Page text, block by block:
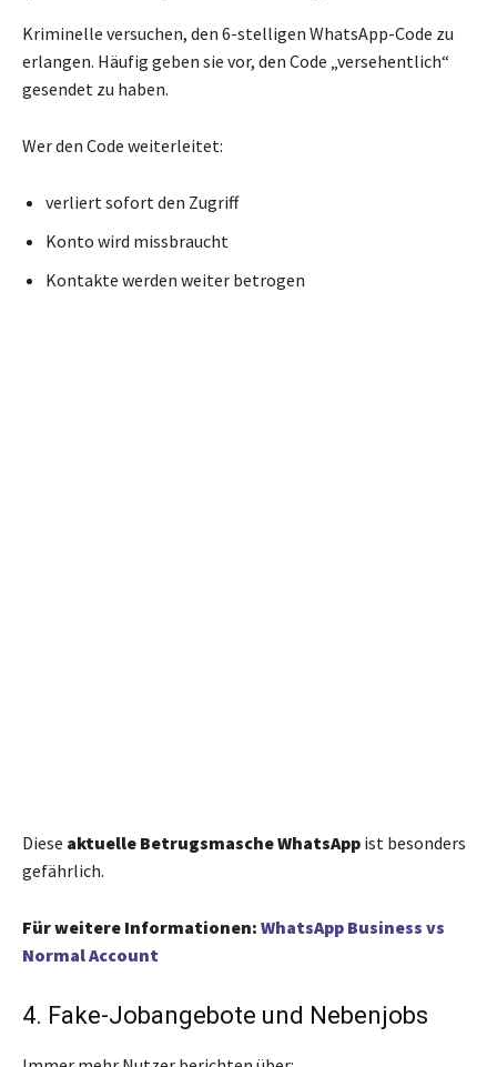
Kriminelle versuchen, den 6-stelligen WhatsApp-Code zu
erlangen. Häufig geben sie vor, den Code „versehentlich“
gesendet zu haben.
Wer den Code weiterleitet:
verliert sofort den Zugriff
Konto wird missbraucht
Kontakte werden weiter betrogen
Diese aktuelle Betrugsmasche WhatsApp ist besonders
gefährlich.
Für weitere Informationen: WhatsApp Business vs
Normal Account
4. Fake-Jobangebote und Nebenjobs